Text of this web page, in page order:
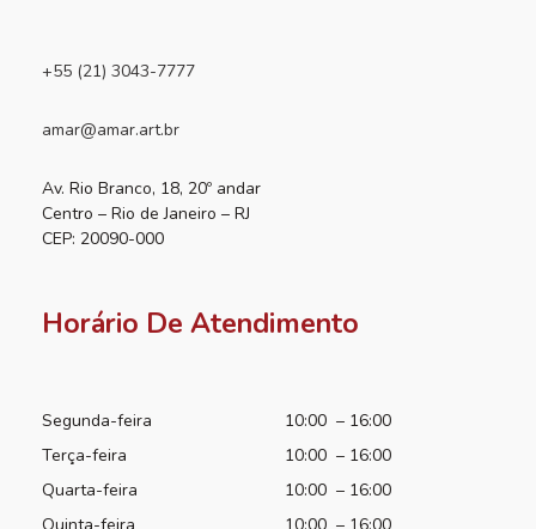
+55 (21) 3043-7777
amar@amar.art.br
Av. Rio Branco, 18, 20º andar
Centro – Rio de Janeiro – RJ
CEP: 20090-000
Horário De Atendimento
Segunda-feira
10:00 – 16:00
Terça-feira
10:00 – 16:00
Quarta-feira
10:00 – 16:00